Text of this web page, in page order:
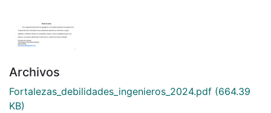
Archivos
Fortalezas_debilidades_ingenieros_2024.pdf (664.39
KB)